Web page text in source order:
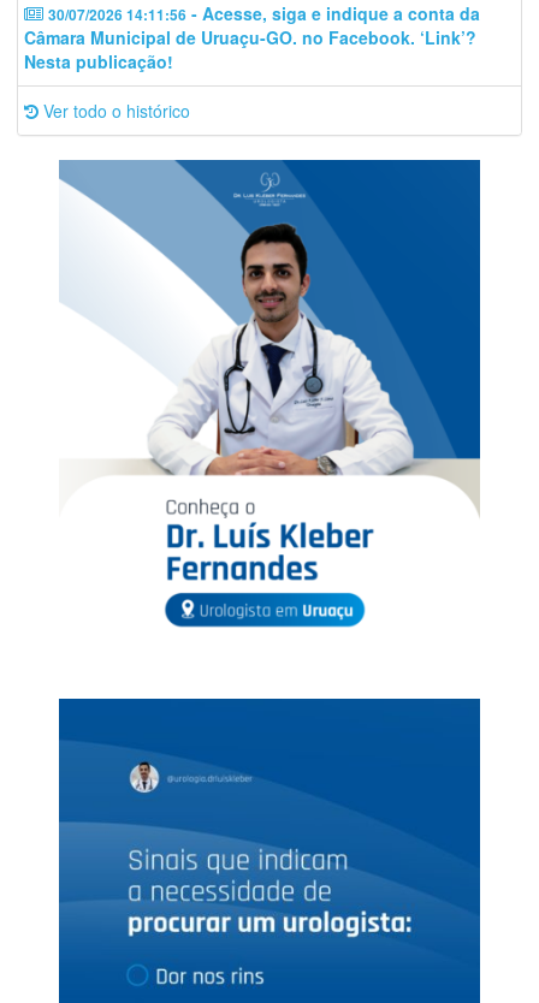
30/07/2026 14:11:56 - Acesse, siga e indique a conta da
Câmara Municipal de Uruaçu-GO. no Facebook. ‘Link’?
Nesta publicação!
Ver todo o histórico